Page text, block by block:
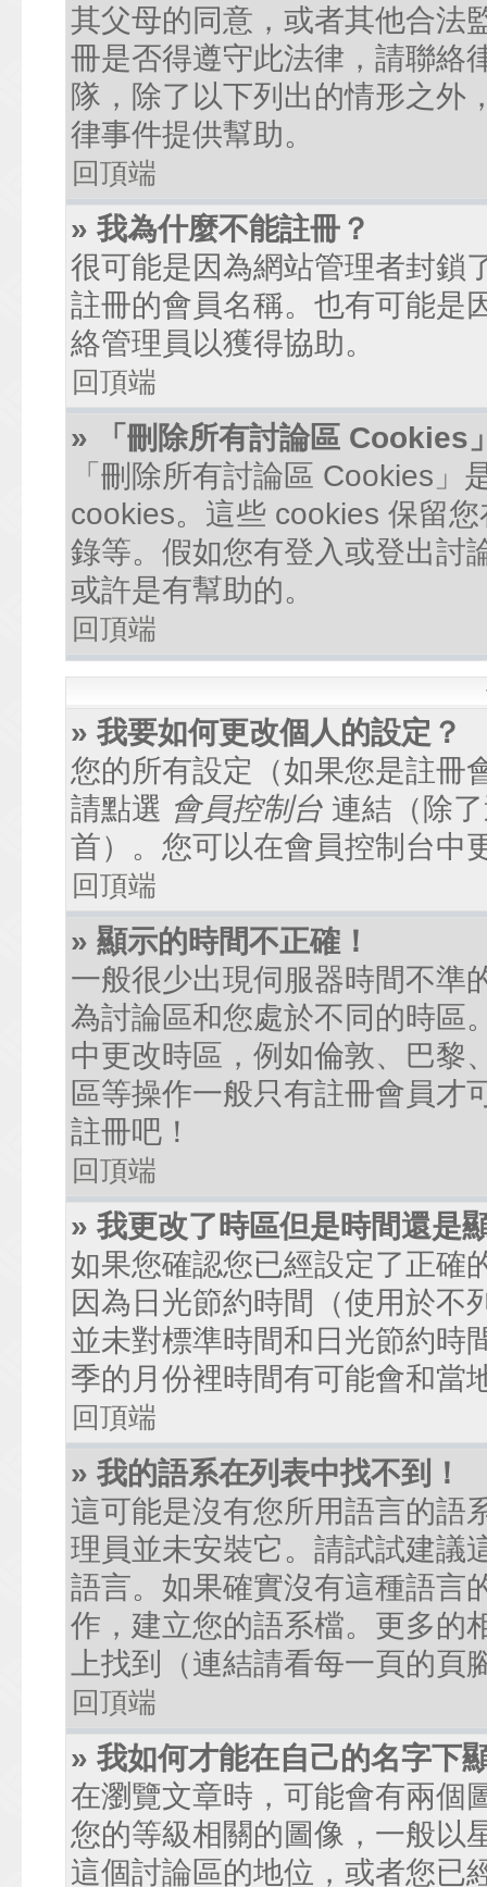
其父母的同意，或者其他合法
冊是否得遵守此法律，請聯絡
隊，除了以下列出的情形之外
律事件提供幫助。
回頂端
» 我為什麼不能註冊？
很可能是因為網站管理者封鎖
註冊的會員名稱。也有可能是
絡管理員以獲得協助。
回頂端
» 「刪除所有討論區 Cookies
「刪除所有討論區 Cookies
cookies。這些 cookies 保留
錄等。假如您有登入或登出討
或許是有幫助的。
回頂端
» 我要如何更改個人的設定？
您的所有設定（如果您是註冊
請點選 會員控制台 連結（除
首）。您可以在會員控制台中
回頂端
» 顯示的時間不正確！
一般很少出現伺服器時間不準
為討論區和您處於不同的時區
中更改時區，例如倫敦、巴黎
區等操作一般只有註冊會員才
註冊吧！
回頂端
» 我更改了時區但是時間還是
如果您確認您已經設定了正確
因為日光節約時間（使用於不
並未對標準時間和日光節約時
季的月份裡時間有可能會和當
回頂端
» 我的語系在列表中找不到！
這可能是沒有您所用語言的語
理員並未安裝它。請試試建議
語言。如果確實沒有這種語言
作，建立您的語系檔。更多的
上找到（連結請看每一頁的頁
回頂端
» 我如何才能在自己的名字下
在瀏覽文章時，可能會有兩個
您的等級相關的圖像，一般以
這個討論區的地位，或者您已